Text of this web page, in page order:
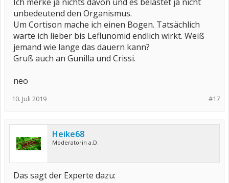
unbedeutend den Organismus.
Um Cortison mache ich einen Bogen. Tatsächlich
warte ich lieber bis Leflunomid endlich wirkt. Weiß
jemand wie lange das dauern kann?
Gruß auch an Gunilla und Crissi.
neo
#17
10. Juli 2019
Heike68
Moderatorin a.D.
Das sagt der Experte dazu: